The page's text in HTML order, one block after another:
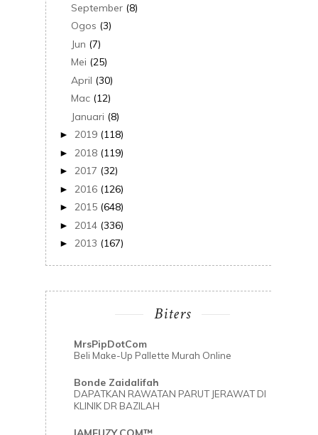
September (8)
Ogos (3)
Jun (7)
Mei (25)
April (30)
Mac (12)
Januari (8)
► 2019 (118)
► 2018 (119)
► 2017 (32)
► 2016 (126)
► 2015 (648)
► 2014 (336)
► 2013 (167)
Biters
MrsPipDotCom
Beli Make-Up Pallette Murah Online
Bonde Zaidalifah
DAPATKAN RAWATAN PARUT JERAWAT DI
KLINIK DR BAZILAH